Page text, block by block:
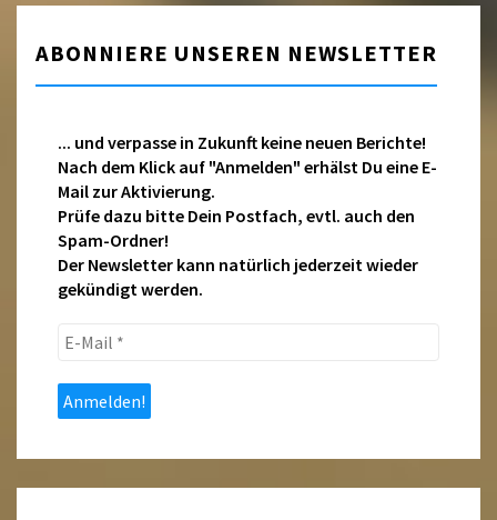
ABONNIERE UNSEREN NEWSLETTER
... und verpasse in Zukunft keine neuen Berichte!
Nach dem Klick auf "Anmelden" erhälst Du eine E-
Mail zur Aktivierung.
Prüfe dazu bitte Dein Postfach, evtl. auch den
Spam-Ordner!
Der Newsletter kann natürlich jederzeit wieder
gekündigt werden.
E-
*